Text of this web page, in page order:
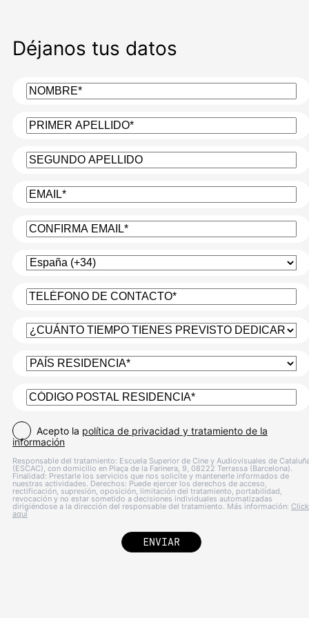
Déjanos tus datos
Acepto la política de privacidad y tratamiento de la
información
Responsable del tratamiento: Escuela Superior de Cine y Audiovisuales de
(ESCAC), con domicilio en Plaça de la Farinera, 9, 08222 Terrassa (Barcelona).
Finalidad: Prestarle los servicios que nos solicite y mantenerle informados de
nuestras actividades. Derechos: Puede ejercer los derechos de acceso,
rectificación, supresión, oposición, limitación del tratamiento, portabilidad,
revocación y no estar sometido a decisiones individuales automatizadas
dirigiéndose a la dirección del responsable del tratamiento. Más información: Click
aquí
ENVIAR